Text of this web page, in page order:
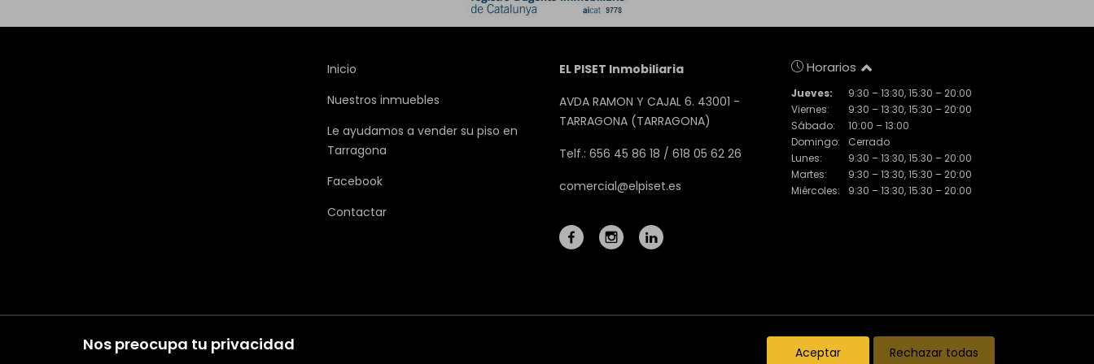
Nos preocupa tu privacidad Aceptar Rechazar todas
Inicio
Nuestros inmuebles
Le ayudamos a vender su piso en
Tarragona
Facebook
Contactar
EL PISET Inmobiliaria
AVDA RAMON Y CAJAL 6. 43001 -
TARRAGONA (TARRAGONA)
Telf.: 656 45 86 18 / 618 05 62 26
comercial@elpiset.es
Horarios
Jueves:
9:30 – 13:30, 15:30 – 20:00
Viernes:
9:30 – 13:30, 15:30 – 20:00
Sábado:
10:00 – 13:00
Domingo:
Cerrado
Lunes:
9:30 – 13:30, 15:30 – 20:00
Martes:
9:30 – 13:30, 15:30 – 20:00
Miércoles:
9:30 – 13:30, 15:30 – 20:00
Inmuebles destacados Noticias